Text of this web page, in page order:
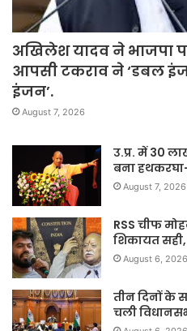
अखिलेश यादव ने भाजपा
आपसी टकराव ने ‘डबल
इंजन’.
August 7, 2026
उ.प्र. में 30
बना
August 7, 2026
RSS चीफ
शिकायत सही,
August 6, 2026
तीन दिनों के
चली